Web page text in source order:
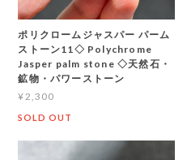
ポリクロームジャスパー パーム
ストーン11◇ Polychrome
Jasper palm stone ◇天然石・
鉱物・パワーストーン
¥2,300
SOLD OUT